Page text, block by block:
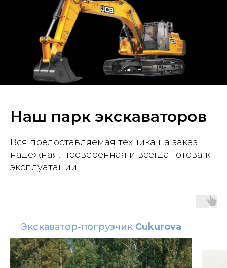
Наш парк экскаваторов
Вся предоставляемая техника на заказ
надежная, проверенная и всегда готова к
эксплуатации.
Экскаватор-погрузчик Cukurova